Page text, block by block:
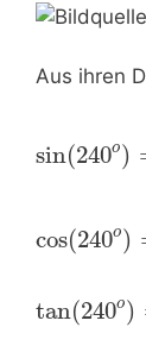
Aus ihren
sin(240o)
cos(240o)
tan(240o)